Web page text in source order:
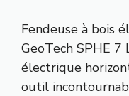
Fendeuse à bois
GeoTech SPHE 7
électrique
outil